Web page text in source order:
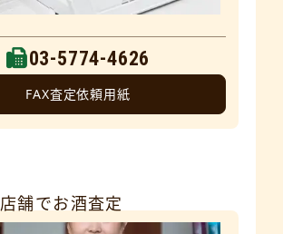
03-5774-4626
FAX査定依頼用紙
店舗でお酒査定